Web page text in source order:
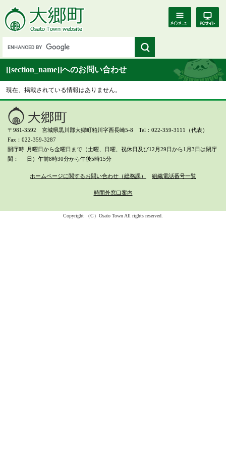
[[section_name]]へのお問い合わせ
現在、掲載されている情報はありません。
〒981-3592 宮城県黒川郡大郷町粕川字西長崎5-8 Tel：022-359-3111（代表）
Fax：022-359-3287
開庁時
間
月曜日から金曜日まで（土曜、日曜、祝休日及び12月29日から1月3日は閉庁
日） 午前8時30分から午後5時15分
ホームページに関するお問い合わせ（総務課） 組織電話番号一覧
時間外窓口案内
Copyright （C）Osato Town All rights reserved.